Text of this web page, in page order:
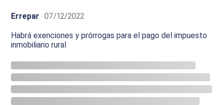
Errepar 07/12/2022
Habrá exenciones y prórrogas para el pago del impuesto
inmobiliario rural